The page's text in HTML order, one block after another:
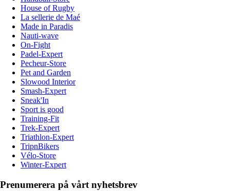
House of Rugby
La sellerie de Maé
Made in Paradis
Nauti-wave
On-Fight
Padel-Expert
Pecheur-Store
Pet and Garden
Slowood Interior
Smash-Expert
Sneak'In
Sport is good
Training-Fit
Trek-Expert
Triathlon-Expert
TripnBikers
Vélo-Store
Winter-Expert
Prenumerera på vårt nyhetsbrev